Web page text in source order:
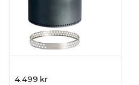
4.499 kr